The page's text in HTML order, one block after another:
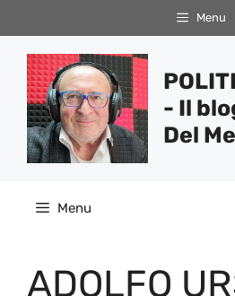
al
contenuto
Menu
- Il
Del
Menu
ADOLFO